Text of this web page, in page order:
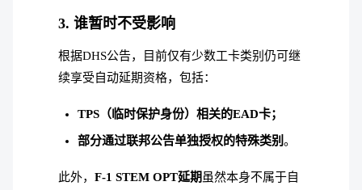
3. 谁暂时不受影响
根据DHS公告，目前仅有少数工卡类别仍可继
续享受自动延期资格，包括：
TPS（临时保护身份）相关的EAD卡；
部分通过联邦公告单独授权的特殊类别。
此外， F-1 STEM OPT延期 虽然本身不属于自